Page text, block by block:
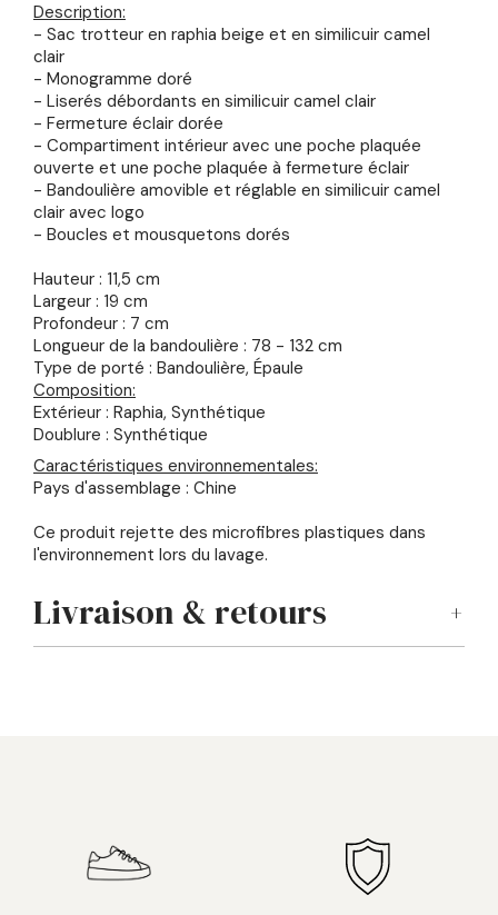
Description:
- Sac trotteur en raphia beige et en similicuir camel
clair
- Monogramme doré
- Liserés débordants en similicuir camel clair
- Fermeture éclair dorée
- Compartiment intérieur avec une poche plaquée
ouverte et une poche plaquée à fermeture éclair
- Bandoulière amovible et réglable en similicuir camel
clair avec logo
- Boucles et mousquetons dorés
Hauteur : 11,5 cm
Largeur : 19 cm
Profondeur : 7 cm
Longueur de la bandoulière : 78 - 132 cm
Type de porté : Bandoulière, Épaule
Composition:
Extérieur : Raphia, Synthétique
Doublure : Synthétique
Caractéristiques environnementales:
Pays d'assemblage : Chine
Ce produit rejette des microfibres plastiques dans
l'environnement lors du lavage.
Livraison & retours